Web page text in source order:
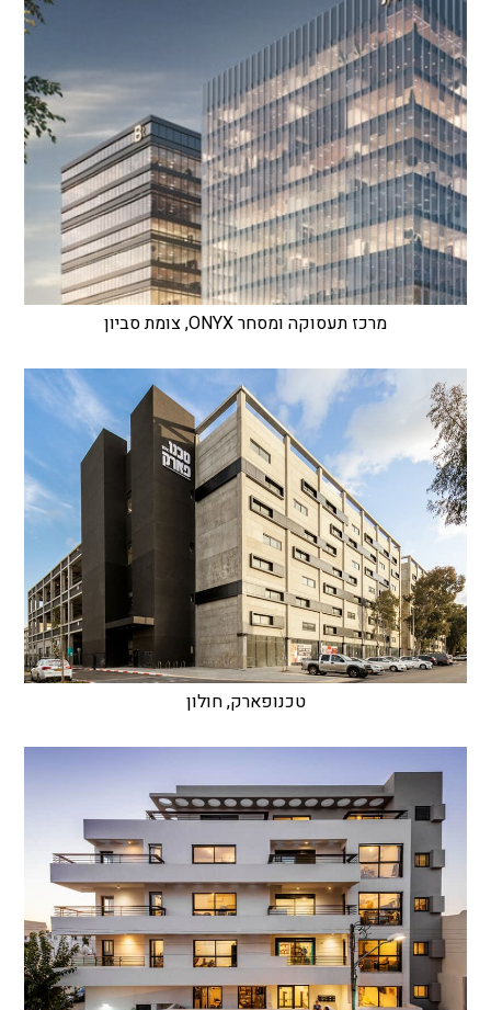
מרכז תעסוקה ומסחר ONYX, צומת סביון
טכנופארק, חולון